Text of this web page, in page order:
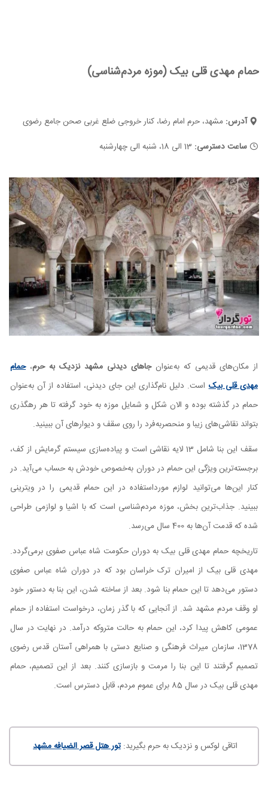
حمام مهدی قلی بیک (موزه مردم‌شناسی)
آدرس: مشهد، حرم امام رضا، کنار خروجی ضلع غربی صحن جامع رضوی
ساعت دسترسی:
از مکان‌های قدیمی که به‌عنوانجاهای دیدنی مشهد نزدیک به حرم،حمام
مهدی قلی بیکاست. دلیل نام‌گذاری این جای دیدنی، استفاده از آن به‌عنوان
حمام در گذشته بوده و الان شکل و شمایل موزه به خود گرفته تا هر رهگذری
بتواند نقاشی‌های زیبا و منحصربه‌فرد را روی سقف و دیوارهای آن ببینید.
سقف این بنا شامل 13 لایه نقاشی است و پیاده‌سازی سیستم گرمایش از کف،
برجسته‌ترین ویژگی‌ این حمام در دوران به‌خصوص خودش به حساب می‌آید. در
کنار این‌ها می‌توانید لوازم مورداستفاده در این حمام قدیمی را در ویترینی
ببینید. جذاب‌ترین بخش، موزه مردم‌شناسی است که با اشیا و لوازمی طراحی
شده که قدمت آن‌ها به 400 سال می‌رسد.
تاریخچه حمام مهدی قلی بیک به دوران حکومت شاه عباس صفوی برمی‌گردد.
مهدی قلی بیک از امیران ترک خراسان بود که در دوران شاه عباس صفوی
دستور می‌دهد تا این حمام بنا شود. بعد از ساخته شدن، این بنا به دستور خود
او وقف مردم مشهد شد. از آنجایی که با گذر زمان، درخواست استفاده از حمام
عمومی کاهش پیدا کرد، این حمام به حالت متروکه درآمد. در نهایت در سال
1378، سازمان میراث فرهنگی و صنایع دستی با همراهی آستان قدس رضوی
تصمیم گرفتند تا این بنا را مرمت و بازسازی کنند. بعد از این تصمیم، حمام
مهدی قلی بیک در سال 85 برای عموم مردم، قابل دسترس است.
اتاقی لوکس و نزدیک به حرم بگیرید:تور هتل قصر الضیافه مشهد